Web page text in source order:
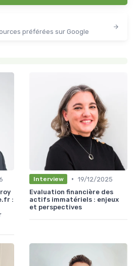
préférées sur Google
:
Interview • 19/12/2025
Evaluation financière des
actifs immatériels : enjeux
et perspectives